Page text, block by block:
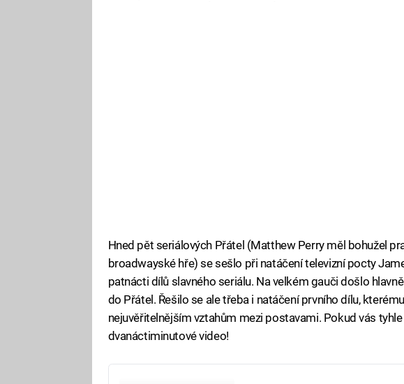
Hned pět seriálových Přátel (Matthew Perry měl bohužel
broadwayské hře) se sešlo při natáčení televizní pocty
patnácti dílů slavného seriálu. Na velkém gauči došlo
do Přátel. Řešilo se ale třeba i natáčení prvního dílu,
nejuvěřitelnějším vztahům mezi postavami. Pokud vás
dvanáctiminutové video!